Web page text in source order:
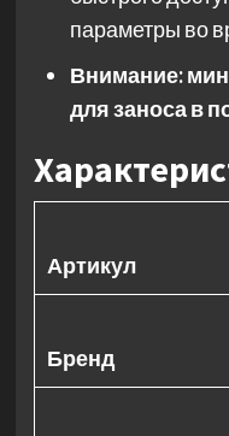
параметры во
Внимание:
для заноса в
Артикул
Бренд